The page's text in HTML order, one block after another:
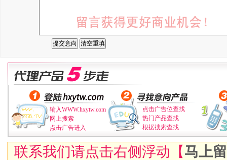
输入WWW.hxytw.com
网上搜索
点击广告进入
点击广告位查找
热门产品查找
根据搜索查找
联系我们请点击右侧浮动【马上